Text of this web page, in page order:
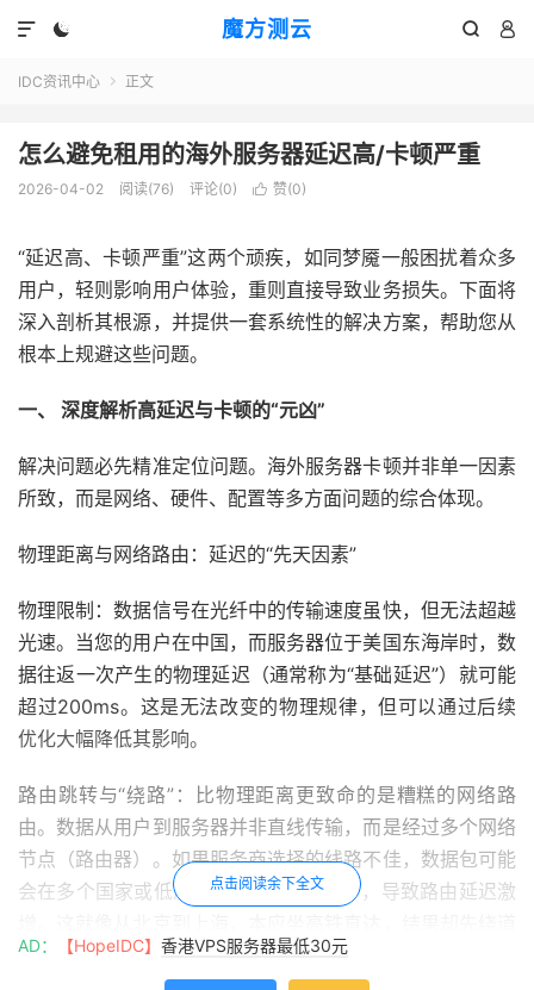
魔方测云
  

IDC资讯中心  正文
怎么避免租用的海外服务器延迟高/卡顿严重
2026-04-02 阅读(76) 评论(0)  赞(0)
“延迟高、卡顿严重”这两个顽疾，如同梦魇一般困扰着众多
用户，轻则影响用户体验，重则直接导致业务损失。下面将
深入剖析其根源，并提供一套系统性的解决方案，帮助您从
根本上规避这些问题。
一、 深度解析高延迟与卡顿的“元凶”
解决问题必先精准定位问题。海外服务器卡顿并非单一因素
所致，而是网络、硬件、配置等多方面问题的综合体现。
物理距离与网络路由：延迟的“先天因素”
物理限制：数据信号在光纤中的传输速度虽快，但无法超越
光速。当您的用户在中国，而服务器位于美国东海岸时，数
据往返一次产生的物理延迟（通常称为“基础延迟”）就可能
超过200ms。这是无法改变的物理规律，但可以通过后续
优化大幅降低其影响。
路由跳转与“绕路”：比物理距离更致命的是糟糕的网络路
由。数据从用户到服务器并非直线传输，而是经过多个网络
节点（路由器）。如果服务商选择的线路不佳，数据包可能
会在多个国家或低质量网络节点间“绕路”，导致路由延迟激
了广州。
点击阅读余下全文
AD： 【HopeIDC】 香港VPS服务器最低30元